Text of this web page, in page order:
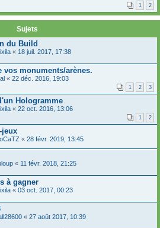
1 2
Sujets
du Build
« 18 juil. 2017, 17:38
vos monuments/arènes.
« 22 déc. 2016, 19:03
1 2 3
Hologramme
« 22 oct. 2016, 13:06
1 2
jeux
« 28 févr. 2019, 13:45
« 11 févr. 2018, 21:25
à gagner
« 03 oct. 2017, 00:23
« 27 août 2017, 10:39